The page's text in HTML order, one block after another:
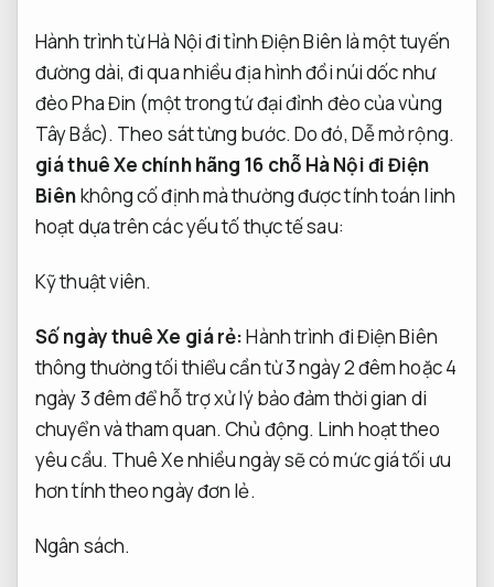
Hành trình từ Hà Nội đi tỉnh Điện Biên là một tuyến
đường dài, đi qua nhiều địa hình đồi núi dốc như
đèo Pha Đin (một trong tứ đại đỉnh đèo của vùng
Tây Bắc). Theo sát từng bước. Do đó, Dễ mở rộng.
giá thuê Xe chính hãng 16 chỗ Hà Nội đi Điện
Biênkhông cố định mà thường được tính toán linh
hoạt dựa trên các yếu tố thực tế sau:
Kỹ thuật viên.
Số ngày thuê Xe giá rẻ:Hành trình đi Điện Biên
thông thường tối thiểu cần từ 3 ngày 2 đêm hoặc 4
ngày 3 đêm để hỗ trợ xử lý bảo đảm thời gian di
chuyển và tham quan.Chủ động. Linh hoạt theo
yêu cầu. Thuê Xe nhiều ngày sẽ có mức giá tối ưu
hơn tính theo ngày đơn lẻ.
Ngân sách.